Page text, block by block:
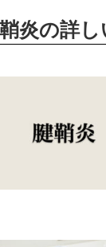
炎の詳